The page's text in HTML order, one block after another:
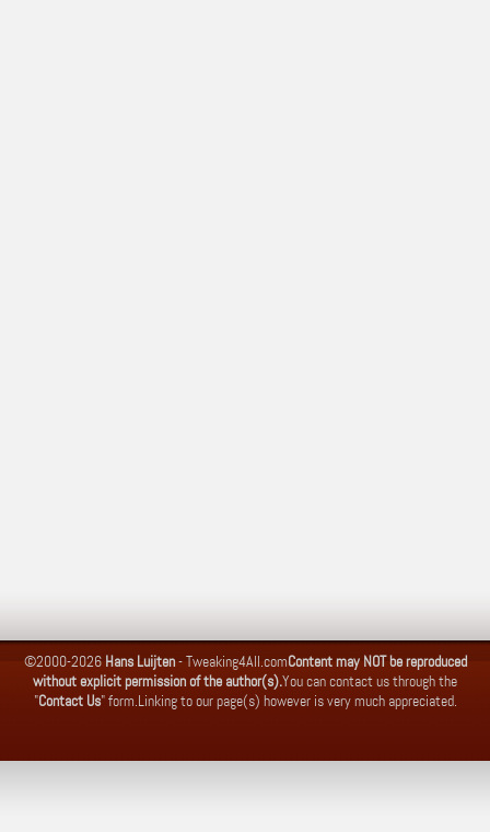
©2000-2026 Hans Luijten-Tweaking4All.comContent may NOT be reproduced
without explicit permission of the author(s).You can contact us through the
"Contact Us" form.Linking to our page(s) however is very much appreciated.